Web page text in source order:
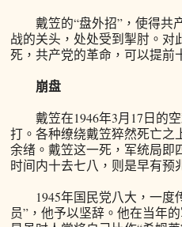
戴笠的“盘外招”，使得共
战的关头，处处受到掣肘。对
死，共产党的革命，可以提前
崩盘
戴笠在1946年3月17日的空
打。各种缭绕戴笠猝然死亡之
余绪。戴笠这一死，军统局即
时间内十去七八，则是早有预
1945年国民党八大，一度
员”，他予以坚辞。他在当年